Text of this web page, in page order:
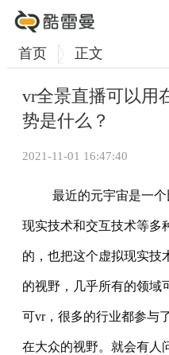
首页 正文
vr全景直播可以用
势是什么？
2021-11-01 16:47:40
最近的元宇宙是一
现实技术和交互技术等多
的，也把这个虚拟现实技
的视野，几乎所有的领域
可vr，很多的行业都参与
在大众的视野。就会有人